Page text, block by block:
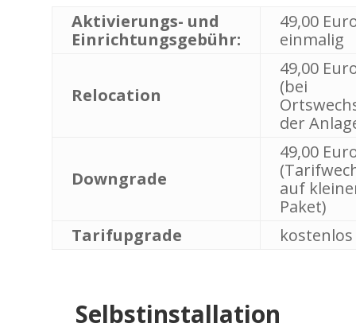
Aktivierungs- und
Einrichtungsgebühr:
49,00
einmalig
Relocation
49,00
(bei
der
Downgrade
49,00
auf
Paket)
Tarifupgrade
kostenlos
Selbstinstallation